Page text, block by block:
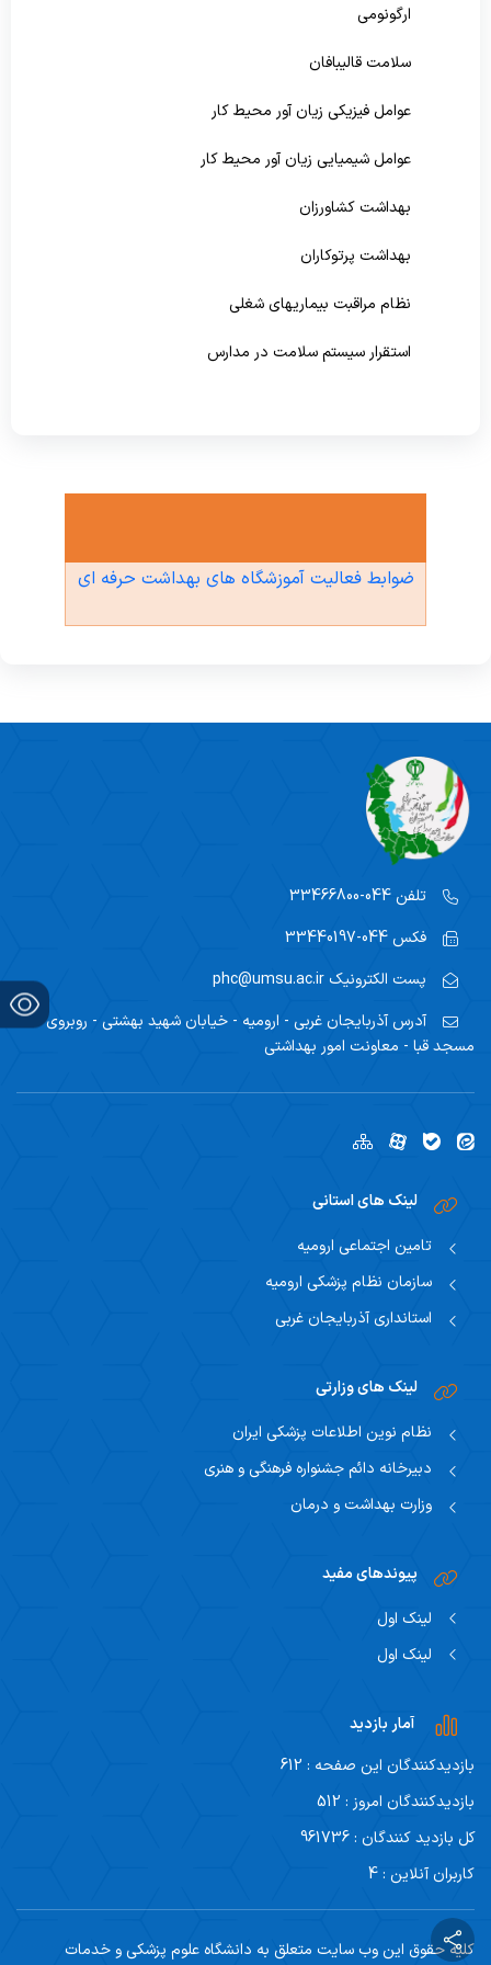
پیشگیری و مبارزه با بیماریهای غیرواگیر
سلامت روانی،اجتماعی و اعتیاد
ارگونومی
سلامت قالیبافان
عوامل فیزیکی زیان آور محیط کار
عوامل شیمیایی زیان آور محیط کار
بهداشت کشاورزان
بهداشت پرتوکاران
نظام مراقبت بیماریهای شغلی
استقرار سیستم سلامت در مدارس
بهداشت معدنکاران
کهاب
ضوابط فعالیت آموزشگاه های بهداشت حرفه ای
تلفن
فکس
پست الکترونیک
آدرس آذربایجان غربی - ارومیه - خیابان شهید بهشتی - روبروی
مسجد قبا - معاونت امور بهداشتی
لینک های استانی
تامین اجتماعی ارومیه
سازمان نظام پزشکی ارومیه
استانداری آذربایجان غربی
لینک های وزارتی
نظام نوین اطلاعات پزشکی ایران
دبیرخانه دائم جشنواره فرهنگی و هنری
وزارت بهداشت و درمان
پیوندهای مفید
لینک اول
لینک اول
آمار بازدید
بازدیدکنندگان این صفحه : 612
بازدیدکنندگان امروز : 512
کل بازدید کنندگان : 961736
کاربران آنلاین : 4
کلیه حقوق این وب سایت متعلق به دانشگاه علوم پزشکی و خدمات